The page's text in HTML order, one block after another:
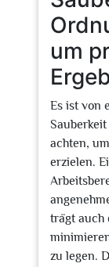
um
Es ist von
achten,
erzielen.
trägt auch
zu legen.